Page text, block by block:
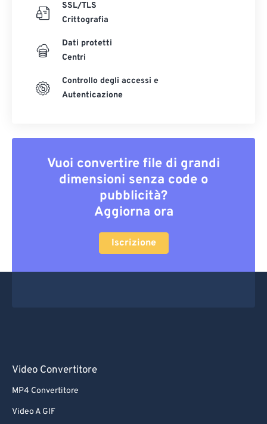
SSL/TLS
Crittografia
Dati protetti
Centri
Controllo degli accessi e
Autenticazione
Vuoi convertire file di grandi
dimensioni senza code o
pubblicità?
Aggiorna ora
Iscrizione
Video Convertitore
MP4 Convertitore
Video A GIF